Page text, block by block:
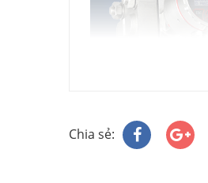
Labom chuyên
Việt Á đã tin
Chia sẻ: